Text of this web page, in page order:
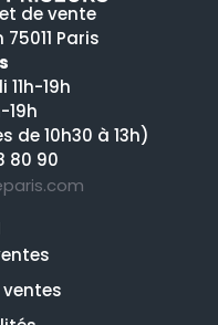
de vente
Paris
19h
19h
de 10h30 à 13h)
80 90